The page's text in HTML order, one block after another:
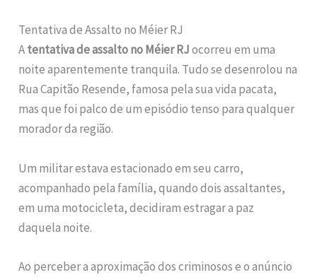
Tentativa de Assalto no Méier RJ
Atentativa de assalto no Méier RJocorreu em uma
noite aparentemente tranquila. Tudo se desenrolou na
Rua Capitão Resende, famosa pela sua vida pacata,
mas que foi palco de um episódio tenso para qualquer
morador da região.
Um militar estava estacionado em seu carro,
acompanhado pela família, quando dois assaltantes,
em uma motocicleta, decidiram estragar a paz
daquela noite.
Ao perceber a aproximação dos criminosos e o anúncio